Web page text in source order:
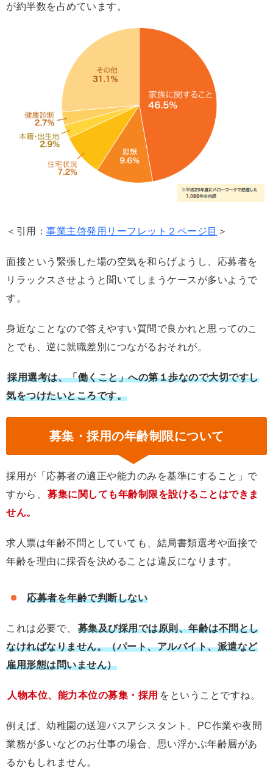
が約半数を占めています。
＜引用： 事業主啓発用リーフレット２ページ目 ＞
面接という緊張した場の空気を和らげようし、応募者を
リラックスさせようと聞いてしまうケースが多いようで
す。
身近なことなので答えやすい質問で良かれと思ってのこ
とでも、逆に就職差別につながるおそれが。
採用選考は、「働くこと」への第１歩なので大切ですし
気をつけたいところです。
募集・採用の年齢制限について
採用が「応募者の適正や能力のみを基準にすること」で
すから、
募集に関しても年齢制限を設けることはできま
せん。
求人票は年齢不問としていても、結局書類選考や面接で
年齢を理由に採否を決めることは違反になります。
応募者を年齢で判断しない
これは必要で、
募集及び採用では原則、年齢は不問とし
なければなりません。（パート、アルバイト、派遣など
雇用形態は問いません）
人物本位、能力本位の募集・採用 をということですね。
例えば、幼稚園の送迎バスアシスタント、PC作業や夜間
業務が多いなどのお仕事の場合、思い浮かぶ年齢層があ
るかもしれません。